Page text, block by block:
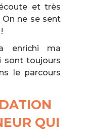
et très
ne se sent
enrichi ma
sont toujours
le parcours
QUI